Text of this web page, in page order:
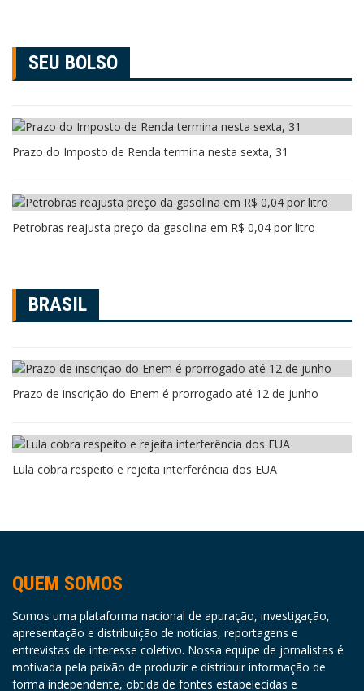
SEU BOLSO
Prazo do Imposto de Renda termina nesta sexta, 31
Petrobras reajusta preço da gasolina em R$ 0,04 por litro
BRASIL
Prazo de inscrição do Enem é prorrogado até 12 de junho
Lula cobra respeito e rejeita interferência dos EUA
QUEM SOMOS
Somos uma plataforma nacional de apuração, investigação,
apresentação e distribuição de notícias, reportagens e
entrevistas de interesse coletivo. Nossa equipe de jornalistas é
motivada pela paixão de produzir e distribuir informação de
forma independente, obtida de fontes estabelecidas e